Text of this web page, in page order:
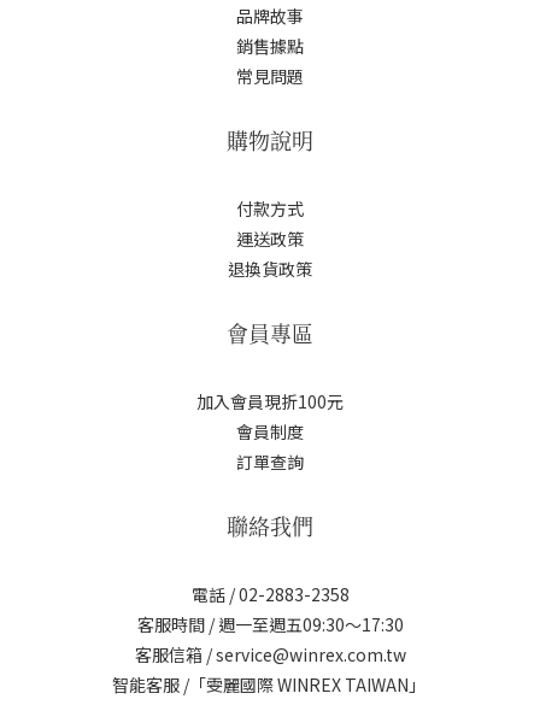
品牌故事
銷售據點
常見問題
購物說明
付款方式
運送政策
退換貨政策
會員專區
加入會員現折100元
會員制度
訂單查詢
聯絡我們
電話 / 02-2883-2358
客服時間 / 週一至週五09:30～17:30
客服信箱 / service@winrex.com.tw
智能客服 /「雯麗國際 WINREX TAIWAN」